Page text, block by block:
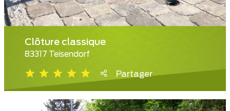
Clôture classique
83317 Teisendorf
Partager